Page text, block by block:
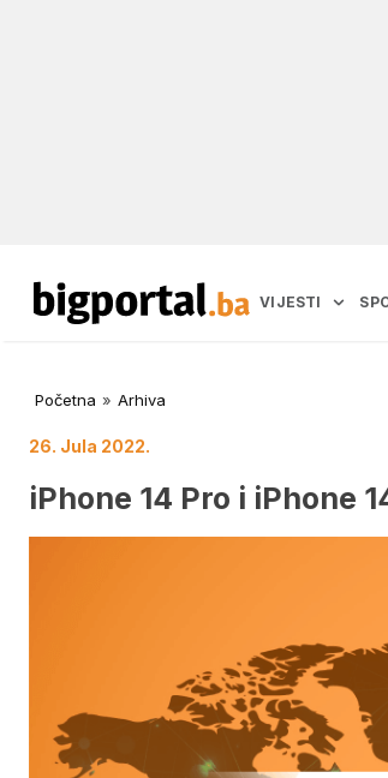
VIJESTI
Početna » Arhiva
26. Jula 2022.
iPhone 14 Pro i iPhone